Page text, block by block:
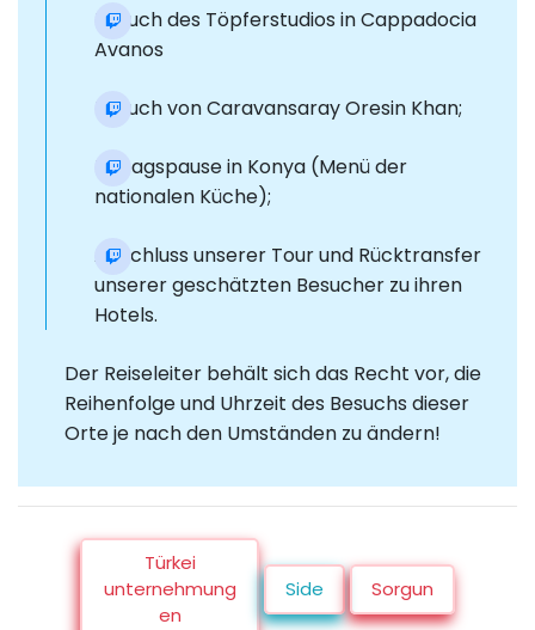
Besuch des Töpferstudios in Cappadocia
Avanos
Besuch von Caravansaray Oresin Khan;
Mittagspause in Konya (Menü der
nationalen Küche);
Abschluss unserer Tour und Rücktransfer
unserer geschätzten Besucher zu ihren
Hotels.
Der Reiseleiter behält sich das Recht vor, die
Reihenfolge und Uhrzeit des Besuchs dieser
Orte je nach den Umständen zu ändern!
Türkei
unternehmung
en
Side Sorgun